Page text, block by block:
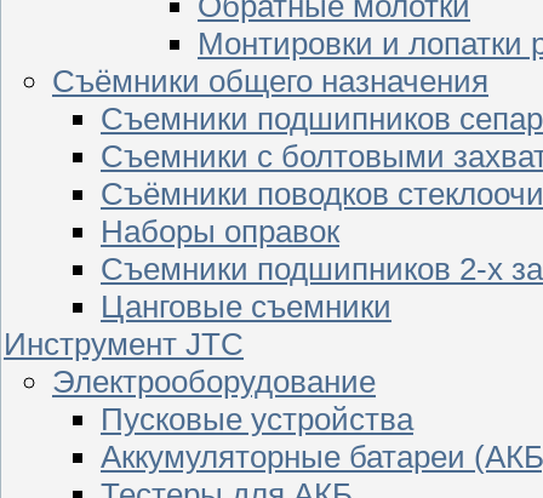
Монтировки и лопатки
Съёмники общего назначения
Съемники подшипников
Съемники с болтовыми
Съёмники поводков
Наборы оправок
Съемники подшипников 2-х
Цанговые съемники
Инструмент JTC
Электрооборудование
Пусковые устройства
Аккумуляторные батареи